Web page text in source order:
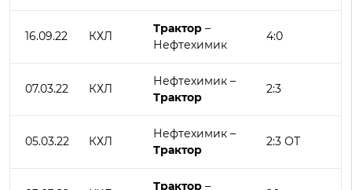
16.09.22 КХЛ
Трактор –
Нефтехимик
4:0
07.03.22 КХЛ
Нефтехимик –
Трактор
2:3
05.03.22 КХЛ
Нефтехимик –
Трактор
2:3 ОТ
Трактор –